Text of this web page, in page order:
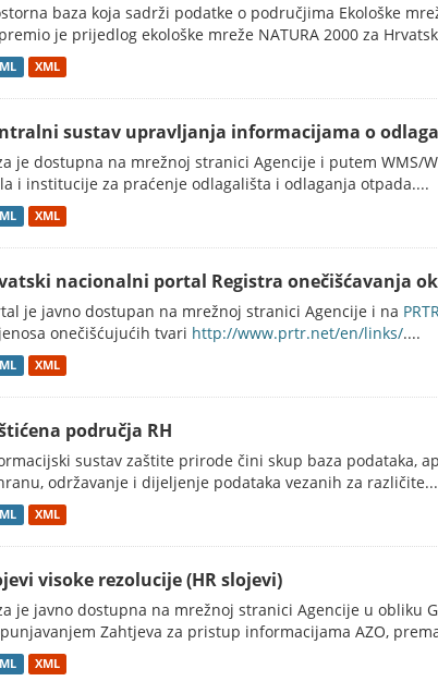
baza koja sadrži podatke o područjima Ekološke
je prijedlog ekološke mreže NATURA 2000 za
XML
sustav upravljanja informacijama o
je dostupna na mrežnoj stranici Agencije i putem WMS/
i institucije za praćenje odlagališta i odlaganja otpada....
XML
nacionalni portal Registra onečišćavanja
je javno dostupan na mrežnoj stranici Agencije i na
onečišćujućih tvari http://www.prtr.net/en/links/....
XML
područja RH
sustav zaštite prirode čini skup baza podataka,
održavanje i dijeljenje podataka vezanih za različite...
XML
visoke rezolucije (HR slojevi)
je javno dostupna na mrežnoj stranici Agencije u obliku
Zahtjeva za pristup informacijama AZO,
XML